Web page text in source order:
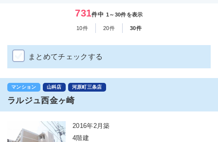
731件中 1～30件を表示
10件 20件 30件
まとめてチェックする
マンション 山科店 河原町三条店
ラルジュ西金ヶ崎
2016年2月築
4階建